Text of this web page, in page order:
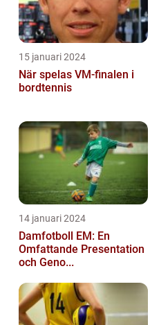
15 januari 2024
När spelas VM-finalen i
bordtennis
14 januari 2024
Damfotboll EM: En
Omfattande Presentation
och Geno...